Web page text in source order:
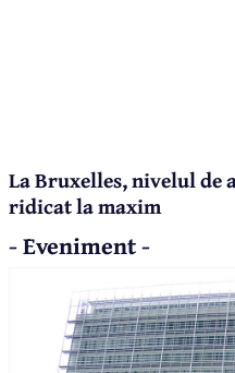
La Bruxelles, nivelul de
ridicat la maxim
- Eveniment -